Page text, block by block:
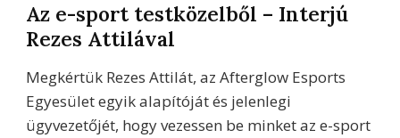
Az e-sport testközelből – Interjú
Rezes Attilával
Megkértük Rezes Attilát, az Afterglow Esports
Egyesület egyik alapítóját és jelenlegi
ügyvezetőjét, hogy vezessen be minket az e-sport